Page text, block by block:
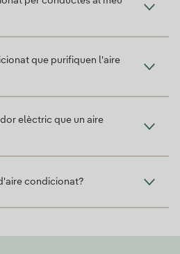
que purifiquen l'aire
elèctric que un aire
condicionat?